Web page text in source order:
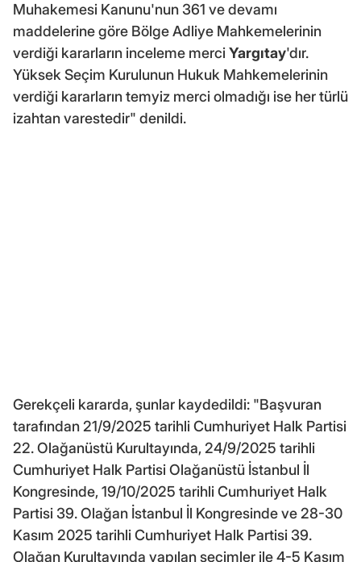
Muhakemesi Kanunu'nun 361 ve devamı
maddelerine göre Bölge Adliye Mahkemelerinin
verdiği kararların inceleme merciYargıtay'dır.
Yüksek Seçim Kurulunun Hukuk Mahkemelerinin
verdiği kararların temyiz merci olmadığı ise her türlü
izahtan varestedir" denildi.
Gerekçeli kararda, şunlar kaydedildi: "Başvuran
tarafından 21/9/2025 tarihli Cumhuriyet Halk Partisi
22. Olağanüstü Kurultayında, 24/9/2025 tarihli
Cumhuriyet Halk Partisi Olağanüstü İstanbul İl
Kongresinde, 19/10/2025 tarihli Cumhuriyet Halk
Partisi 39. Olağan İstanbul İl Kongresinde ve 28-30
Kasım 2025 tarihli Cumhuriyet Halk Partisi 39.
Olağan Kurultayında yapılan seçimler ile 4-5 Kasım